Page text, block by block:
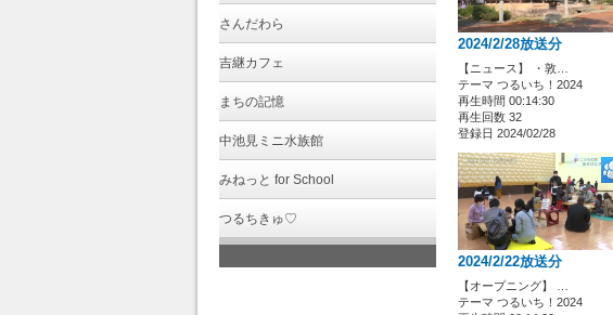
さんだわら
吉継カフェ
まちの記憶
中池見ミニ水族館
みねっと for School
つるちきゅ♡
2024/2/28放送分
【ニュース】 ・敦…
テーマ つるいち！2024
再生時間 00:14:30
再生回数 32
登録日 2024/02/28
2024/2/22放送分
【オープニング】 …
テーマ つるいち！2024